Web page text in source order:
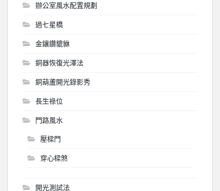
辦公室風水配置規劃
過七星橋
金鑲鑽貔貅
銅器恢復光澤法
銅葫蘆開光錄影秀
長生祿位
門路風水
壓樑門
穿心樑煞
開光測試法